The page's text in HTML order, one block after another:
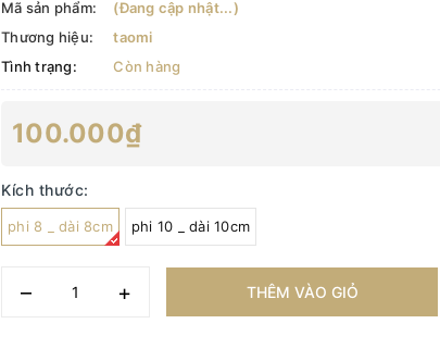
Mã sản phẩm:
(Đang cập nhật...)
Thương hiệu:
taomi
Tình trạng:
Còn hàng
100.000₫
Kích thước:
phi 8 _ dài 8cm phi 10 _ dài 10cm
– + THÊM VÀO GIỎ